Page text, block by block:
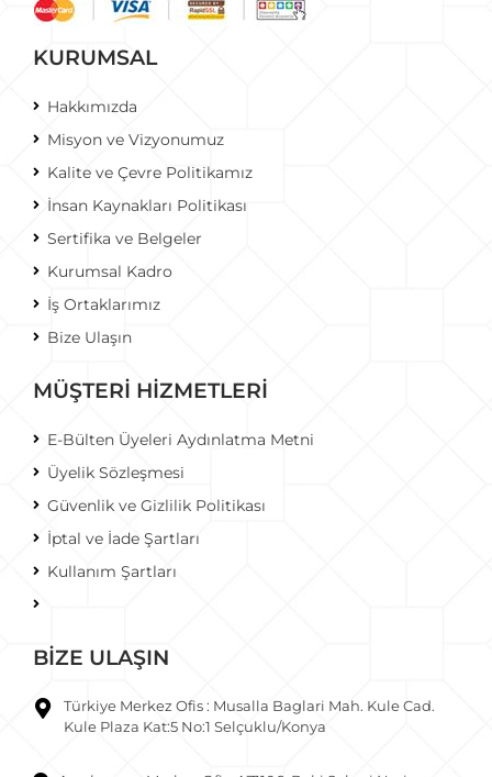
KURUMSAL
Hakkımızda
Misyon ve Vizyonumuz
Kalite ve Çevre Politikamız
İnsan Kaynakları Politikası
Sertifika ve Belgeler
Kurumsal Kadro
İş Ortaklarımız
Bize Ulaşın
MÜŞTERİ HİZMETLERİ
E-Bülten Üyeleri Aydınlatma Metni
Üyelik Sözleşmesi
Güvenlik ve Gizlilik Politikası
İptal ve İade Şartları
Kullanım Şartları
BİZE ULAŞIN
Türkiye Merkez Ofis : Musalla Baglari Mah. Kule Cad.
Kule Plaza Kat:5 No:1 Selçuklu/Konya